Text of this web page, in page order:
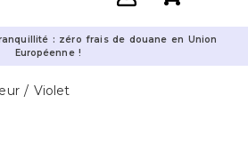
: zéro frais de douane en Union
Européenne !
/ Violet